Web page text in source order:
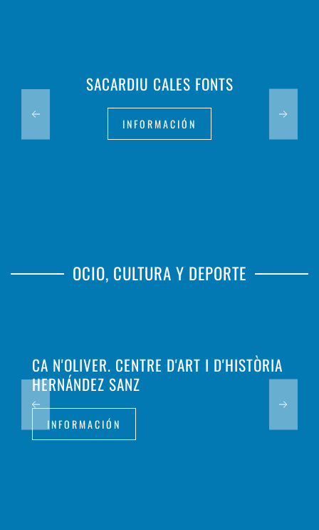
SACARDIU CALES FONTS
INFORMACIÓN
OCIO, CULTURA Y DEPORTE
CA N'OLIVER. CENTRE D'ART I D'HISTÒRIA
HERNÁNDEZ SANZ
INFORMACIÓN